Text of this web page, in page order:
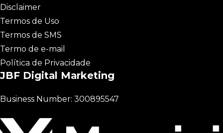
Disclaimer
Termos de Uso
Termos de SMS
Termo de e-mail
Política de Privacidade
JBF Digital Marketing
Business Number: 300895547